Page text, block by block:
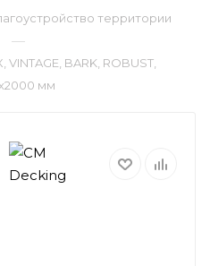
территории
—
BARK, ROBUST,
мм